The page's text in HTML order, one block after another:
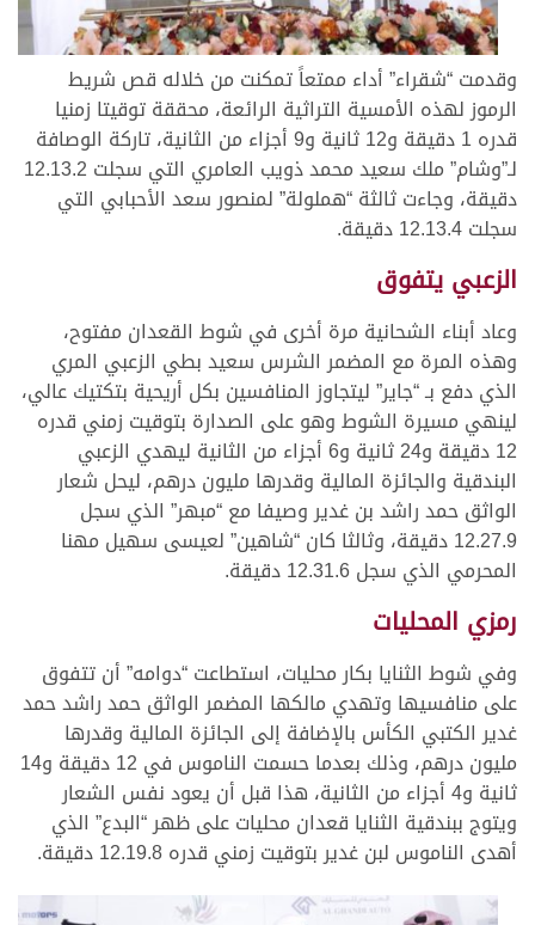
وقدمت “شقراء” أداء ممتعاً تمكنت من خلاله قص شريط
الرموز لهذه الأمسية التراثية الرائعة، محققة توقيتا زمنيا
قدره 1 دقيقة و12 ثانية و9 أجزاء من الثانية، تاركة الوصافة
لـ”وشام” ملك سعيد محمد ذويب العامري التي سجلت 12.13.2
دقيقة، وجاءت ثالثة “هملولة” لمنصور سعد الأحبابي التي
سجلت 12.13.4 دقيقة.
الزعبي يتفوق
وعاد أبناء الشحانية مرة أخرى في شوط القعدان مفتوح،
وهذه المرة مع المضمر الشرس سعيد بطي الزعبي المري
الذي دفع بـ “جاير” ليتجاوز المنافسين بكل أريحية بتكتيك عالي،
لينهي مسيرة الشوط وهو على الصدارة بتوقيت زمني قدره
12 دقيقة و24 ثانية و6 أجزاء من الثانية ليهدي الزعبي
البندقية والجائزة المالية وقدرها مليون درهم، ليحل شعار
الواثق حمد راشد بن غدير وصيفا مع “مبهر” الذي سجل
12.27.9 دقيقة، وثالثا كان “شاهين” لعيسى سهيل مهنا
المحرمي الذي سجل 12.31.6 دقيقة.
رمزي المحليات
وفي شوط الثنايا بكار محليات، استطاعت “دوامه” أن تتفوق
على منافسيها وتهدي مالكها المضمر الواثق حمد راشد حمد
غدير الكتبي الكأس بالإضافة إلى الجائزة المالية وقدرها
مليون درهم، وذلك بعدما حسمت الناموس في 12 دقيقة و14
ثانية و4 أجزاء من الثانية، هذا قبل أن يعود نفس الشعار
ويتوج ببندقية الثنايا قعدان محليات على ظهر “البدع” الذي
أهدى الناموس لبن غدير بتوقيت زمني قدره 12.19.8 دقيقة.